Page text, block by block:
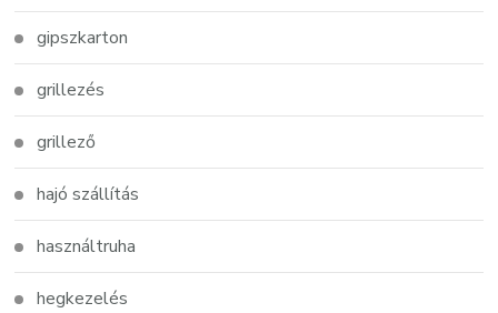
gipszkarton
grillezés
grillező
hajó szállítás
használtruha
hegkezelés